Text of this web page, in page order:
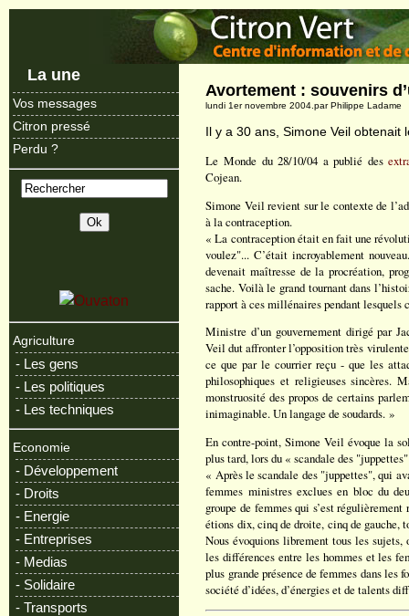
La une
Vos messages
Citron pressé
Perdu ?
Agriculture
- Les gens
- Les politiques
- Les techniques
Economie
- Développement
- Droits
- Energie
- Entreprises
- Medias
- Solidaire
- Transports
Avortement : souvenirs
lundi 1er novembre 2004.par Philippe Ladame
Il y a 30 ans, Simone Veil obtenait
Le Monde du 28/10/04 a publié des
Cojean.
Simone Veil revient sur le contexte de
à la contraception.
« La contraception était en fait une
voulez"... C’était incroyablement
devenait maîtresse de la procréation,
sache. Voilà le grand tournant dans
rapport à ces millénaires pendant
Ministre d’un gouvernement dirigé par
Veil dut affronter l’opposition très
ce que par le courrier reçu - que les
philosophiques et religieuses sincères.
monstruosité des propos de certains
inimaginable. Un langage de soudards. »
En contre-point, Simone Veil évoque la
plus tard, lors du « scandale des
« Après le scandale des "juppettes", qui
femmes ministres exclues en bloc du
groupe de femmes qui s’est
étions dix, cinq de droite, cinq de gauche,
Nous évoquions librement tous les sujets,
les différences entre les hommes et les
plus grande présence de femmes dans les
société d’idées, d’énergies et de talents